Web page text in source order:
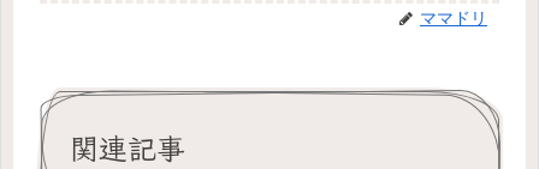
ママドリ
関連記事